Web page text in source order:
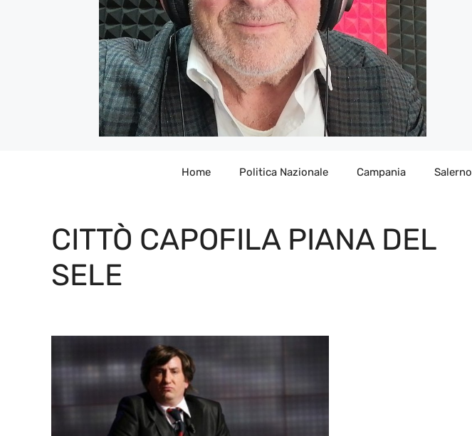
Home Politica Nazionale Campania Salerno
CITTÒ CAPOFILA PIANA DEL
SELE